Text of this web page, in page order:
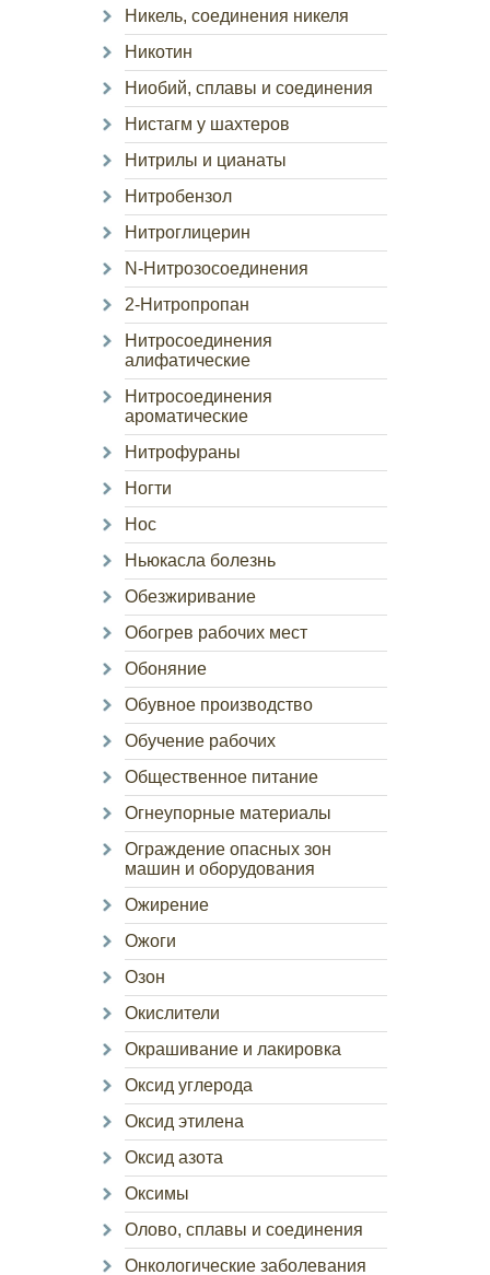
Никель, соединения никеля
Никотин
Ниобий, сплавы и соединения
Нистагм у шахтеров
Нитрилы и цианаты
Нитробензол
Нитроглицерин
N-Нитрозосоединения
2-Нитропропан
Нитросоединения
алифатические
Нитросоединения
ароматические
Нитрофураны
Ногти
Нос
Ньюкасла болезнь
Обезжиривание
Обогрев рабочих мест
Обоняние
Обувное производство
Обучение рабочих
Общественное питание
Огнеупорные материалы
Ограждение опасных зон
машин и оборудования
Ожирение
Ожоги
Озон
Окислители
Окрашивание и лакировка
Оксид углерода
Оксид этилена
Оксид азота
Оксимы
Олово, сплавы и соединения
Онкологические заболевания